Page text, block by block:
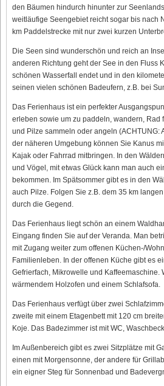
den Bäumen hindurch hinunter zur
weitläufige Seengebiet reicht sogar bis nach
km Paddelstrecke mit nur zwei kurzen
Die Seen sind wunderschön und reich an
anderen Richtung geht der See in den Fluss
schönen Wasserfall endet und in den
seinen vielen schönen Badeufern, z.B. bei
Das Ferienhaus ist ein perfekter
erleben sowie um zu paddeln, wandern, Rad
und Pilze sammeln oder angeln (ACHTUNG:
der näheren Umgebung können Sie Kanus
Kajak oder Fahrrad mitbringen. In den
und Vögel, mit etwas Glück kann man auch
bekommen. Im Spätsommer gibt es in den
auch Pilze. Folgen Sie z.B. dem 35 km
durch die Gegend.
Das Ferienhaus liegt schön an einem
Eingang finden Sie auf der Veranda. Man
mit Zugang weiter zum offenen Küchen-/
Familienleben. In der offenen Küche gibt es
Gefrierfach, Mikrowelle und Kaffeemaschine.
wärmendem Holzofen und einem Schlafsofa.
Das Ferienhaus verfügt über zwei
zweite mit einem Etagenbett mit 120 cm
Koje. Das Badezimmer ist mit WC,
Im Außenbereich gibt es zwei Sitzplätze mit
einen mit Morgensonne, der andere für
ein eigner Steg für Sonnenbad und